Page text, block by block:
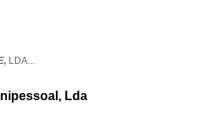
LDA...
Lda